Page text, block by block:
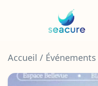
Accueil / Événements